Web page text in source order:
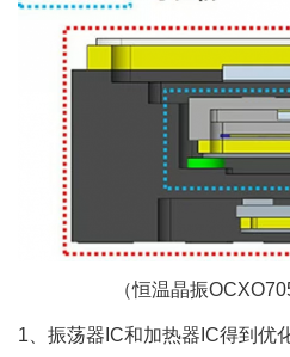
（恒温晶振
1、振荡器IC和加热器IC得到优